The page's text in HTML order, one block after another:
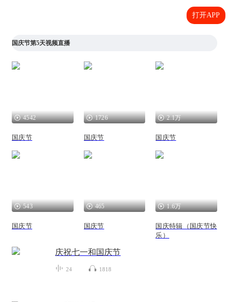
打开APP
国庆节第5天视频直播
4542
国庆节
1726
国庆节
2.1万
国庆节
543
国庆节
465
国庆节
1.6万
国庆特辑（国庆节快
乐）
庆祝七一和国庆节
24 1818